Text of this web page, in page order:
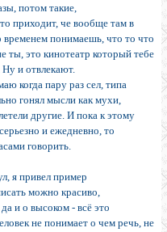
потом такие,
приходит, че вообще там в
временем понимаешь, что то что
ты, это кинотеатр который тебе
Ну и отвлекают.
когда пару раз сел, типа
гонял мысли как мухи,
другие. И пока к этому
и ежедневно, то
говорить.
я привел пример
можно красиво,
и о высоком - всё это
не понимает о чем речь, не